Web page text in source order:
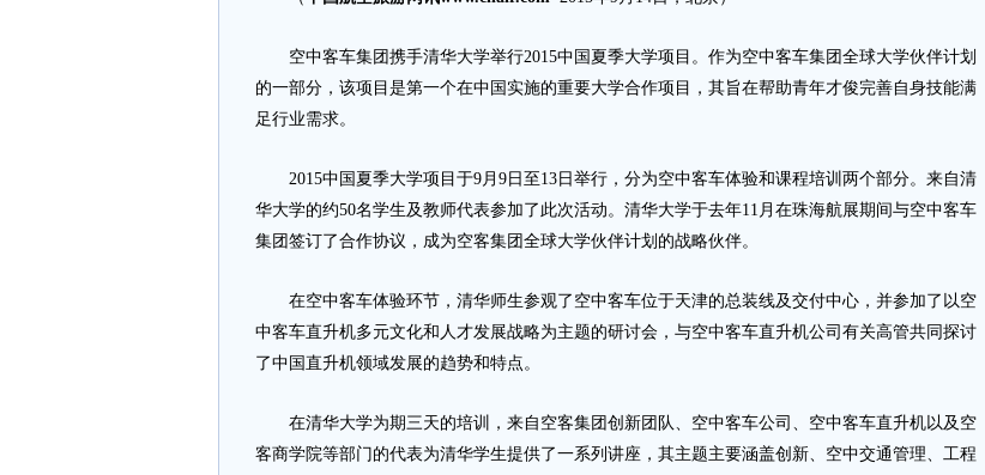
空中客车集团携手清华大学举行2015中国夏季大学项目。作为空中客车集团全球大学伙伴计划
的一部分，该项目是第一个在中国实施的重要大学合作项目，其旨在帮助青年才俊完善自身技能满
足行业需求。
2015中国夏季大学项目于9月9日至13日举行，分为空中客车体验和课程培训两个部分。来自清
华大学的约50名学生及教师代表参加了此次活动。清华大学于去年11月在珠海航展期间与空中客车
集团签订了合作协议，成为空客集团全球大学伙伴计划的战略伙伴。
在空中客车体验环节，清华师生参观了空中客车位于天津的总装线及交付中心，并参加了以空
中客车直升机多元文化和人才发展战略为主题的研讨会，与空中客车直升机公司有关高管共同探讨
了中国直升机领域发展的趋势和特点。
在清华大学为期三天的培训，来自空客集团创新团队、空中客车公司、空中客车直升机以及空
客商学院等部门的代表为清华学生提供了一系列讲座，其主题主要涵盖创新、空中交通管理、工程